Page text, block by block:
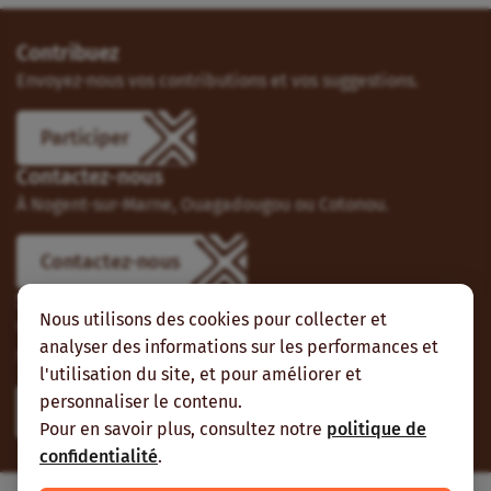
Nous utilisons des cookies pour collecter et
analyser des informations sur les performances et
l'utilisation du site, et pour améliorer et
personnaliser le contenu.
Pour en savoir plus, consultez notre politique de
confidentialité.
Contribuez
Envoyez-nous vos contributions et vos suggestions.
Participer
Contactez-nous
À Nogent-sur-Marne, Ouagadougou ou Cotonou.
Contactez-nous
Suivez-nous
Vous pouvez aussi vous abonner à nos flux RSS et nous
suivre sur les réseaux sociaux.